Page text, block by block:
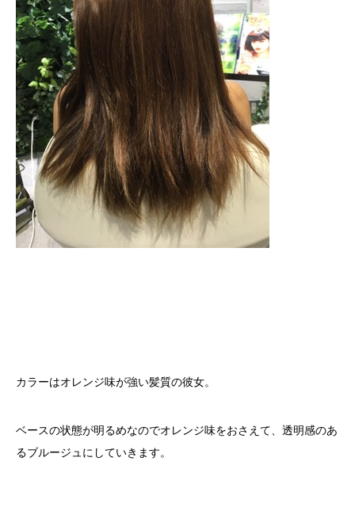
カラーはオレンジ味が強い髪質の彼女。
ベースの状態が明るめなのでオレンジ味をおさえて、透明感のあ
るブルージュにしていきます。